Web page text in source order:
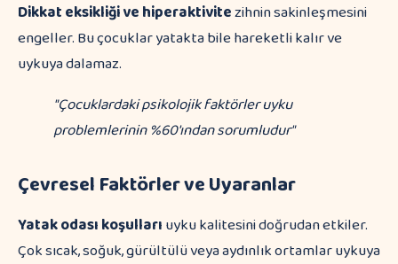
Dikkat eksikliği ve hiperaktivitezihnin sakinleşmesini
engeller. Bu çocuklar yatakta bile hareketli kalır ve
uykuya dalamaz.
"Çocuklardaki psikolojik faktörler uyku
problemlerinin %60'ından sorumludur"
Çevresel Faktörler ve Uyaranlar
Yatak odası koşullarıuyku kalitesini doğrudan etkiler.
Çok sıcak, soğuk, gürültülü veya aydınlık ortamlar uykuya